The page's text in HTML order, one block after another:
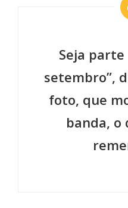
Seja parte
setembro”,
foto, que
banda, o